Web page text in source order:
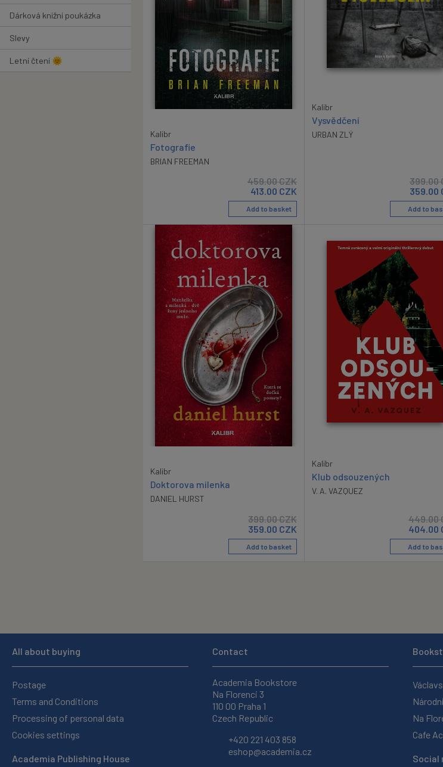
Dárková knižní poukázka
Slevy
Letní čtení 🌞
Kalibr
Fotografie
BRIAN FREEMAN
459.00CZK
413.00 CZK
Add to basket
Kalibr
Vysvědčení
URBAN ZLÝ
399.00
359.00
Add to
Kalibr
Doktorova milenka
DANIEL HURST
399.00CZK
359.00 CZK
Add to basket
Kalibr
Klub odsouzených
V. A. VAZQUEZ
449.00
404.00
Add to
All about buying
Postage
Terms and Conditions
Processing of personal data
Cookies settings
Academia Publishing House
Contact
Academia Bookstore
Na Florenci 3
110 00 Praha 1
Czech Republic
+420 221 403 858
eshop@academia.cz
Na
Cafe
Social